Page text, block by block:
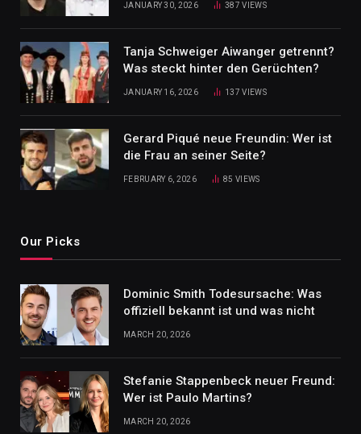
JANUARY 30, 2026 387VIEWS
Tanja Schweiger Aiwanger getrennt?
Was steckt hinter den Gerüchten?
JANUARY 16, 2026 137VIEWS
Gerard Piqué neue Freundin: Wer ist
die Frau an seiner Seite?
FEBRUARY 6, 2026 85VIEWS
Our Picks
Dominic Smith Todesursache: Was
offiziell bekannt ist und was nicht
MARCH 20, 2026
Stefanie Stappenbeck neuer Freund:
Wer ist Paulo Martins?
MARCH 20, 2026